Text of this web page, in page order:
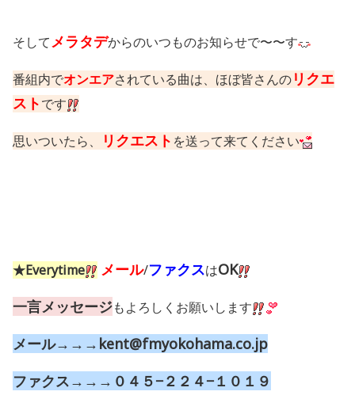
そしてメラタデからのいつものお知らせで〜〜す
番組内でオンエアされている曲は、ほぼ皆さんのリクエ
ストです
思いついたら、 リクエスト を送って来てください
★Everytime メール/ファクスはOK
一言メッセージもよろしくお願いします
メール→→→kent@fmyokohama.co.jp
ファクス→→→０４５−２２４−１０１９